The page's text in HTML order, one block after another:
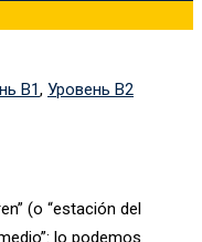
B1, Уровень B2
(o “estación del
lo podemos